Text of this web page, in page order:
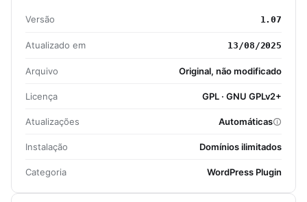
Versão 1.07
Atualizado em 13/08/2025
Arquivo Original, não modificado
Licença GPL · GNU GPLv2+
Atualizações Automáticas
Instalação Domínios ilimitados
Categoria WordPress Plugin